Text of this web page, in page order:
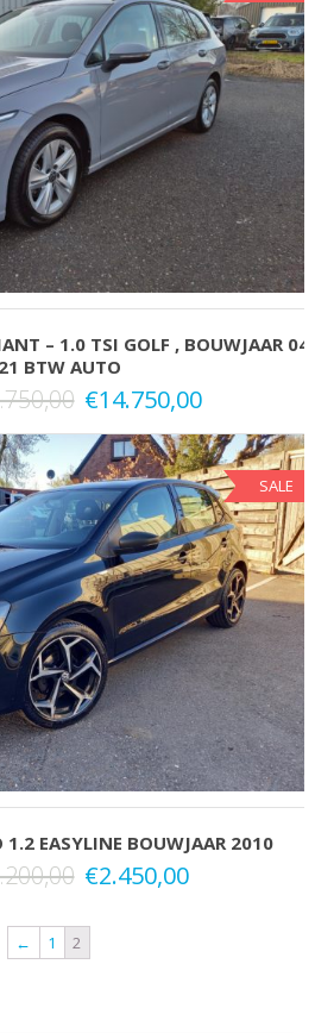
– 1.0 TSI GOLF , BOUWJAAR 04-
BTW AUTO
€14.750,00
SALE
1.2 EASYLINE BOUWJAAR 2010
€2.450,00
← 1 2